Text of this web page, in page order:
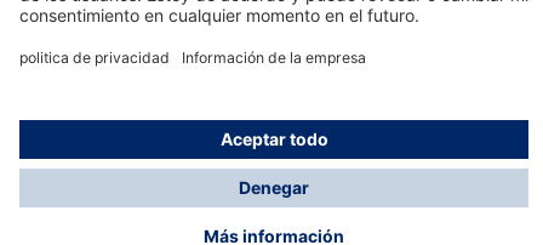
Información
© Dräger Hispania S.A.U., 2024
*Todos los precios no incluyen IVA y posibles gastos
de envío, salvo que indique lo contrario